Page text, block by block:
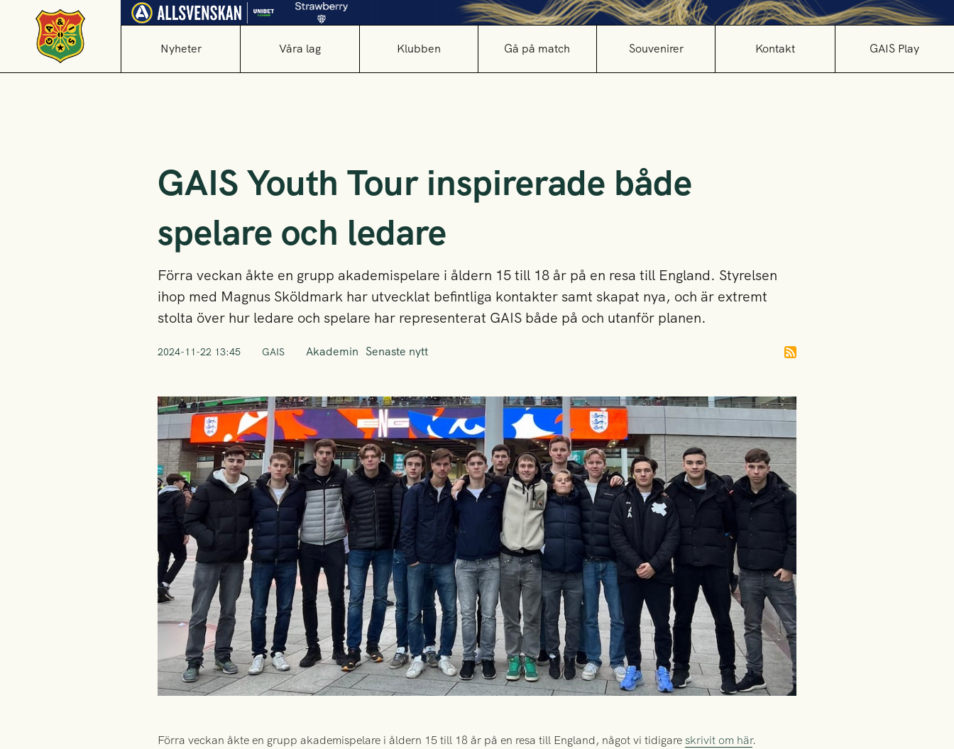
Nyheter Våra lag Klubben Gå på match Souvenirer Kontakt GAIS Play
GAIS Youth Tour inspirerade både
spelare och ledare
Förra veckan åkte en grupp akademispelare i åldern 15 till 18 år på en resa till England. Styrelsen
ihop med Magnus Sköldmark har utvecklat befintliga kontakter samt skapat nya, och är extremt
stolta över hur ledare och spelare har representerat GAIS både på och utanför planen.
2024-11-22 13:45 GAIS Akademin Senaste nytt
Förra veckan åkte en grupp akademispelare i åldern 15 till 18 år på en resa till England, något vi tidigare skrivit om här.